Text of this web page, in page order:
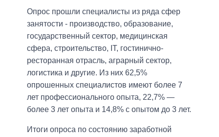
Опрос прошли специалисты из ряда сфер
занятости - производство, образование,
государственный сектор, медицинская
сфера, строительство, IT, гостинично-
ресторанная отрасль, аграрный сектор,
логистика и другие. Из них 62,5%
опрошенных специалистов имеют более 7
лет профессионального опыта, 22,7% —
более 3 лет опыта и 14,8% с опытом до 3 лет.
Итоги опроса по состоянию заработной